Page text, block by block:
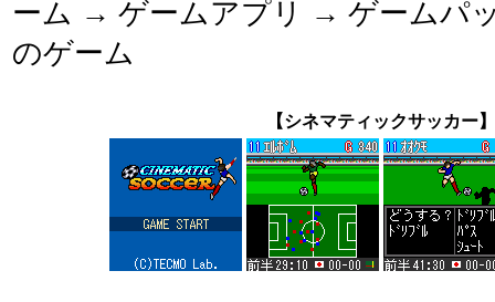
ーム → ゲームアプリ → ゲームパ
のゲーム
【シネマティックサッカー】